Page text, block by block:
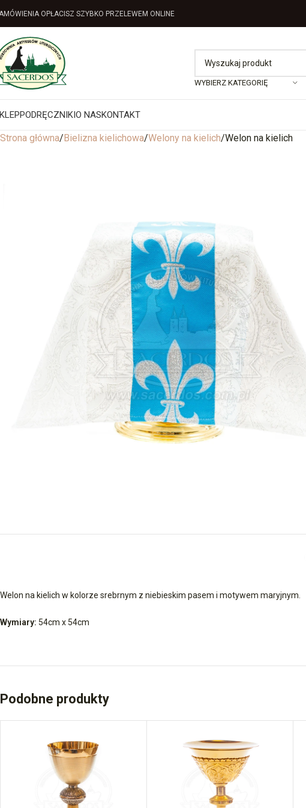
OPŁACISZ SZYBKO PRZELEWEM ONLINE
WYBIERZ KATEGORIĘ
PODRĘCZNIKIO NASKONTAKT
Strona główna Bielizna kielichowa Welony na kielich Welon na kielich
Welon na kielich w kolorze srebrnym z niebieskim pasem i motywem maryjnym.
Wymiary: 54cm x 54cm
Podobne produkty